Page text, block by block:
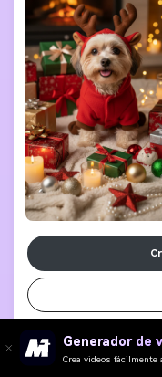
Generador de
Crea videos fácilmente